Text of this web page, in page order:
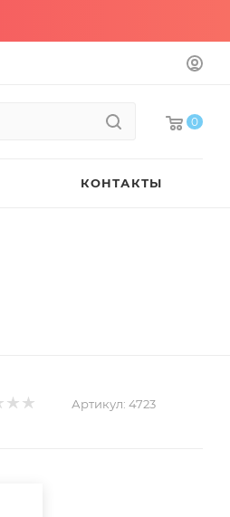
0
КОНТАКТЫ
Артикул: 4723